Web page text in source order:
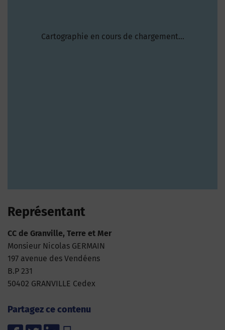
Cartographie en cours de chargement...
Représentant
CC de Granville, Terre et Mer
Monsieur Nicolas GERMAIN
197 avenue des Vendéens
B.P 231
50402 GRANVILLE Cedex
Partagez ce contenu